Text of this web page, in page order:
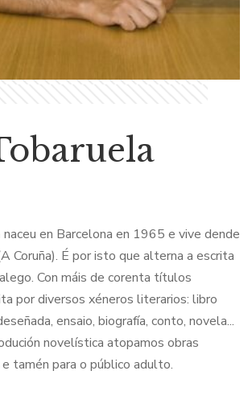
naceu en Barcelona en 1965 e vive dende
Coruña). É por isto que alterna a escrita
Con máis de corenta títulos
por diversos xéneros literarios: libro
ensaio, biografía, conto, novela...
novelística atopamos obras
tamén para o público adulto.